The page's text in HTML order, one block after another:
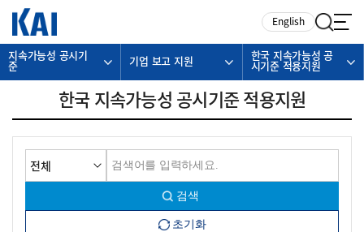
English
지속가능성 공시기
준
기업 보고 지원
한국 지속가능성 공
시기준 적용지원
한국 지속가능성 공시기준 적용지원